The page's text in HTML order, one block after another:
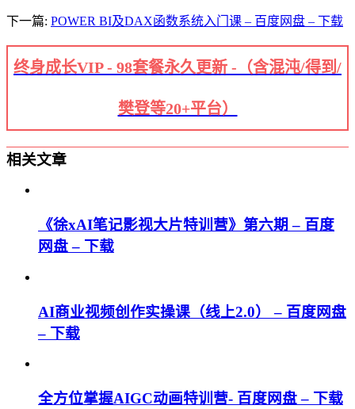
下一篇: POWER BI及DAX函数系统入门课 – 百度网盘 – 下载
终身成长VIP - 98套餐永久更新 -（含混沌/得到/
樊登等20+平台）
相关文章
《徐xAI笔记影视大片特训营》第六期 – 百度
网盘 – 下载
AI商业视频创作实操课（线上2.0） – 百度网盘
– 下载
全方位掌握AIGC动画特训营- 百度网盘 – 下载